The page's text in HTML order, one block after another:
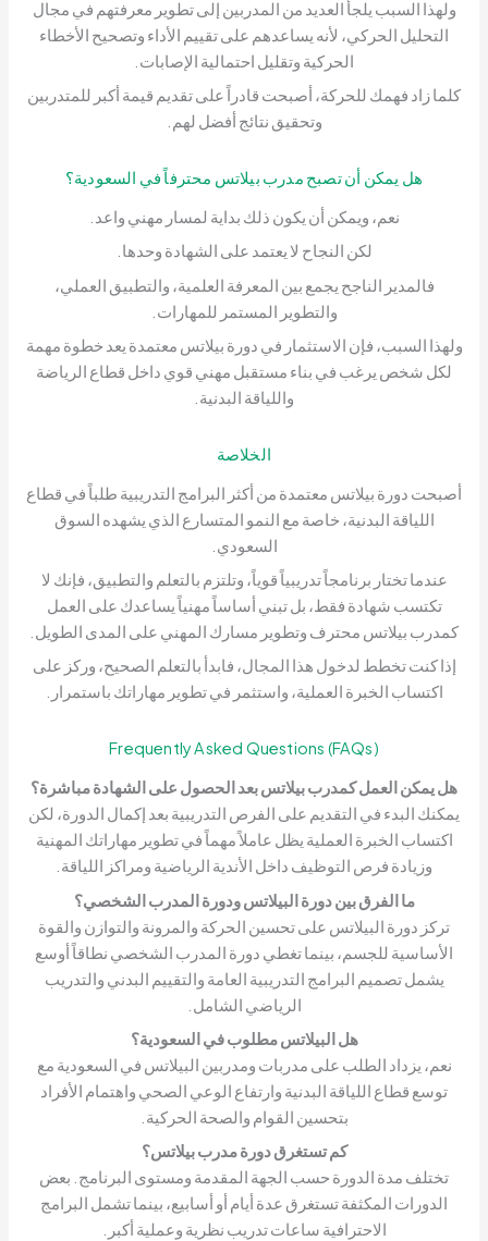
ولهذا السبب يلجأ العديد من المدربين إلى تطوير معرفتهم في مجال
التحليل الحركي، لأنه يساعدهم على تقييم الأداء وتصحيح الأخطاء
الحركية وتقليل احتمالية الإصابات.
كلما زاد فهمك للحركة، أصبحت قادراً على تقديم قيمة أكبر للمتدربين
وتحقيق نتائج أفضل لهم.
هل يمكن أن تصبح مدرب بيلاتس محترفاً في السعودية؟
نعم، ويمكن أن يكون ذلك بداية لمسار مهني واعد.
لكن النجاح لا يعتمد على الشهادة وحدها.
فالمدير الناجح يجمع بين المعرفة العلمية، والتطبيق العملي،
والتطوير المستمر للمهارات.
ولهذا السبب، فإن الاستثمار في دورة بيلاتس معتمدة يعد خطوة مهمة
لكل شخص يرغب في بناء مستقبل مهني قوي داخل قطاع الرياضة
واللياقة البدنية.
الخلاصة
أصبحت دورة بيلاتس معتمدة من أكثر البرامج التدريبية طلباً في قطاع
اللياقة البدنية، خاصة مع النمو المتسارع الذي يشهده السوق
السعودي.
عندما تختار برنامجاً تدريبياً قوياً، وتلتزم بالتعلم والتطبيق، فإنك لا
تكتسب شهادة فقط، بل تبني أساساً مهنياً يساعدك على العمل
كمدرب بيلاتس محترف وتطوير مسارك المهني على المدى الطويل.
إذا كنت تخطط لدخول هذا المجال، فابدأ بالتعلم الصحيح، وركز على
اكتساب الخبرة العملية، واستثمر في تطوير مهاراتك باستمرار.
Frequently Asked Questions (FAQs)
هل يمكن العمل كمدرب بيلاتس بعد الحصول على الشهادة مباشرة؟
يمكنك البدء في التقديم على الفرص التدريبية بعد إكمال الدورة، لكن
اكتساب الخبرة العملية يظل عاملاً مهماً في تطوير مهاراتك المهنية
وزيادة فرص التوظيف داخل الأندية الرياضية ومراكز اللياقة.
ما الفرق بين دورة البيلاتس ودورة المدرب الشخصي؟
تركز دورة البيلاتس على تحسين الحركة والمرونة والتوازن والقوة
الأساسية للجسم، بينما تغطي دورة المدرب الشخصي نطاقاً أوسع
يشمل تصميم البرامج التدريبية العامة والتقييم البدني والتدريب
الرياضي الشامل.
هل البيلاتس مطلوب في السعودية؟
نعم، يزداد الطلب على مدربات ومدربين البيلاتس في السعودية مع
توسع قطاع اللياقة البدنية وارتفاع الوعي الصحي واهتمام الأفراد
بتحسين القوام والصحة الحركية.
كم تستغرق دورة مدرب بيلاتس؟
تختلف مدة الدورة حسب الجهة المقدمة ومستوى البرنامج. بعض
الدورات المكثفة تستغرق عدة أيام أو أسابيع، بينما تشمل البرامج
الاحترافية ساعات تدريب نظرية وعملية أكبر.